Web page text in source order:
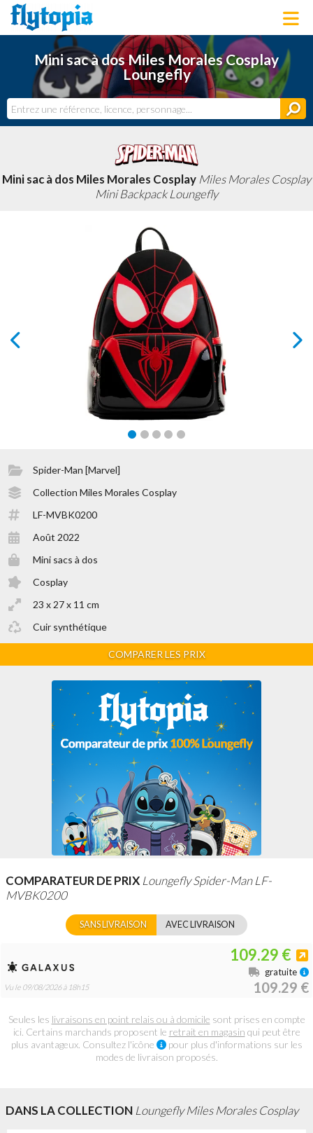
LOUNGEFLY
LICENCES
NOUVEAUTÉS
BONS PLANS
ACTUALITÉS
DERNIERS AJOUTS
Mini sac à dos Miles Morales Cosplay
Loungefly
Mini sac à dos Miles Morales Cosplay Miles Morales Cosplay
Mini Backpack Loungefly
Spider-Man [Marvel]
Collection Miles Morales Cosplay
LF-MVBK0200
Août 2022
Mini sacs à dos
Cosplay
23 x 27 x 11 cm
Cuir synthétique
COMPARER LES PRIX
COMPARATEUR DE PRIX Loungefly Spider-Man LF-
MVBK0200
SANS LIVRAISON AVEC LIVRAISON
Vu le 09/08/2026 à 18h15
109.29 €
109.29 €
gratuite
Seules les livraisons en point relais ou à domicile sont prises en compte
ici. Certains marchands proposent le retrait en magasin qui peut être
plus avantageux. Consultez l'icône
pour plus d'informations sur les
modes de livraison proposés.
DANS LA COLLECTION Loungefly Miles Morales Cosplay